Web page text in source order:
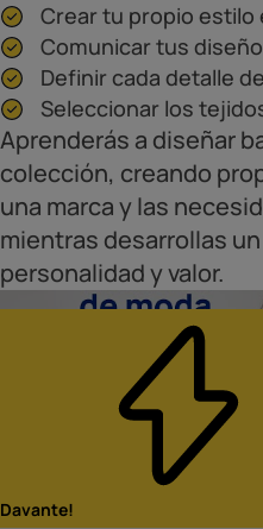
Crear tu propio estilo
Comunicar tus
Definir cada detalle
Seleccionar los
Aprenderás a diseñar
colección, creando
una marca y las
mientras desarrollas
personalidad y valor.
Davante!
Diploma
Universidad
Refuerza tu